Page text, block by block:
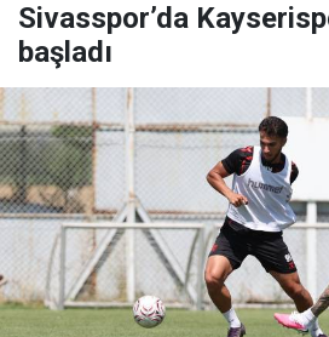
Sivasspor’da
başladı